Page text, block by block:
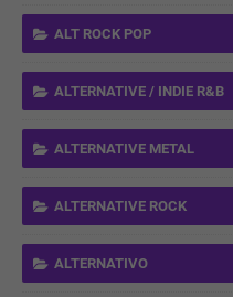
ALT ROCK POP
ALTERNATIVE / INDIE R&B
ALTERNATIVE METAL
ALTERNATIVE ROCK
ALTERNATIVO